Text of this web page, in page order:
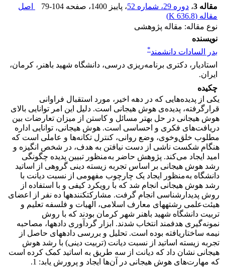
مقاله 3
، دوره 29، شماره 52 ، پاییز 1400 ، صفحه 79-104
اصل
مقاله (636.8 K
)
نوع مقاله: مقاله پژوهشی
نویسنده
بدر السادات دانشمند*
استادیار، دکتری برنامه‌ریزی درسی، دانشگاه شهید باهنر، کرمان،
ایران.
چکیده
یکی از پدیده‌هایی که در دهه اخیر، مورد استقبال فراوانی
قرارگرفته، پدیده‌ی هوش هیجانی است. دلیل این امر توانایی بالای
هوش هیجانی در حل بهتر مسائل و کاستن از میزان تعارضات بین
دریافت‌های فکری و احساسی است. هوش هیجانی، توانایی اداره
مطلوب خلق‌وخوی، وضع روانی، کنترل تکانه‌ها و عاملی است که
هنگام شکست ناشی از دست نیافتن به هدف، در شخص انگیزه و
امید ایجاد می‌کند. پژوهش حاضر به‌منظور تبیین پدیده چگونگی
رشد هوش هیجانی بر اساس تجربه زیسته دینی گروهی از اساتید
دانشگاه به‌منظور ایجاد یک چارچوب مفهومی از نسبت دیانت با
رشد هوش هیجانی انجام شد که با رویکرد کیفی و با استفاده از
روش پدیدارشناسی انجام گرفت. مشارکت­کننده­ها ده نفر از اعضای
هیئت‌علمی رشته­های معارف اسلامی، الهیات و فلسفه تعلیم و
تربیت دانشگاه شهید باهنر شهر کرمان بودند که با روش
نمونه‌گیری هدفمند انتخاب شدند. ابزار گردآوری داده­ها، مصاحبه
نیمه ساختاریافته بوده است. تحلیل و بررسی داده­های حاصل از
تجربه زیسته اساتید از نسبت دیانت (تربیت دینی) با رشد هوش
هیجانی نشان داد که دیانت از سه طریق به اساتید کمک کرده است
که مهارت‌های هوش هیجانی در آن‌ها ایجاد و پرورش یابد: 1.